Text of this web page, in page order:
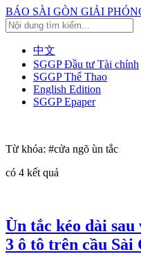
BÁO SÀI GÒN GIẢI
中文
SGGP Đầu tư Tài chính
SGGP Thể Thao
English Edition
SGGP Epaper
Từ khóa: #cửa ngõ ùn tắc
có 4 kết quả
Ùn tắc kéo dài
3 ô tô trên cầu Sài